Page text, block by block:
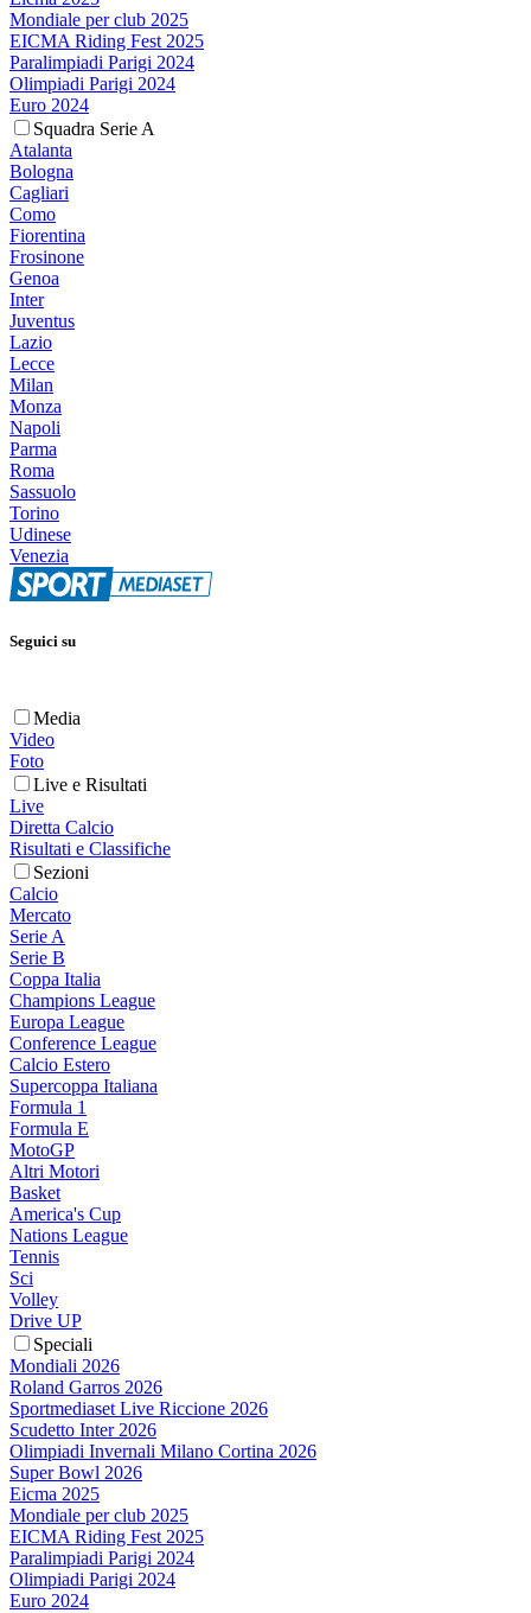
Mondiale per club 2025
EICMA Riding Fest 2025
Paralimpiadi Parigi 2024
Olimpiadi Parigi 2024
Euro 2024
Squadra Serie A
Atalanta
Bologna
Cagliari
Como
Fiorentina
Frosinone
Genoa
Inter
Juventus
Lazio
Lecce
Milan
Monza
Napoli
Parma
Roma
Sassuolo
Torino
Udinese
Venezia
Seguici su
Media
Video
Foto
Live e Risultati
Live
Diretta Calcio
Risultati e Classifiche
Sezioni
Calcio
Mercato
Serie A
Serie B
Coppa Italia
Champions League
Europa League
Conference League
Calcio Estero
Supercoppa Italiana
Formula 1
Formula E
MotoGP
Altri Motori
Basket
America's Cup
Nations League
Tennis
Sci
Volley
Drive UP
Speciali
Mondiali 2026
Roland Garros 2026
Sportmediaset Live Riccione 2026
Scudetto Inter 2026
Olimpiadi Invernali Milano Cortina 2026
Super Bowl 2026
Eicma 2025
Mondiale per club 2025
EICMA Riding Fest 2025
Paralimpiadi Parigi 2024
Olimpiadi Parigi 2024
Euro 2024